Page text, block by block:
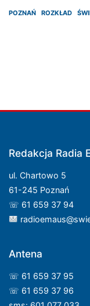
POZNAŃ ROZKŁAD
Redakcja Radia
ul. Chartowo 5
61-245 Poznań
☏ 61 659 37 94
Antena
☏ 61 659 37 95
☏ 61 659 37 96